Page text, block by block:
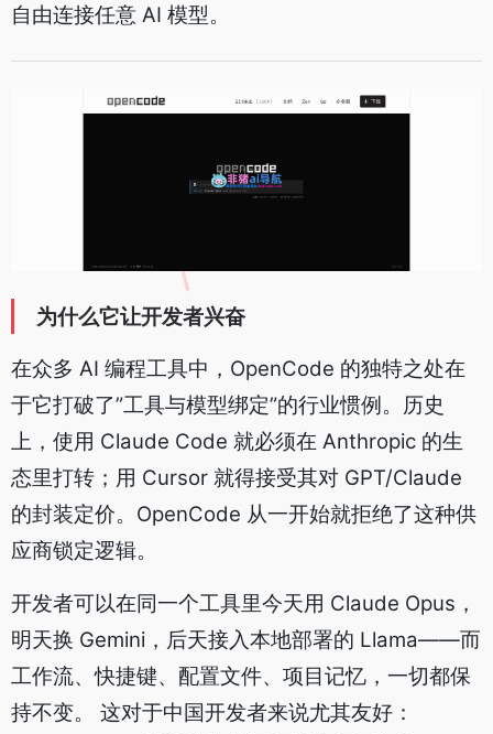
自由连接任意 AI 模型。
为什么它让开发者兴奋
在众多 AI 编程工具中，OpenCode 的独特之处在
于它打破了”工具与模型绑定”的行业惯例。历史
上，使用 Claude Code 就必须在 Anthropic 的生
态里打转；用 Cursor 就得接受其对 GPT/Claude
的封装定价。OpenCode 从一开始就拒绝了这种供
应商锁定逻辑。
开发者可以在同一个工具里今天用 Claude Opus，
明天换 Gemini，后天接入本地部署的 Llama——而
工作流、快捷键、配置文件、项目记忆，一切都保
持不变。 这对于中国开发者来说尤其友好：